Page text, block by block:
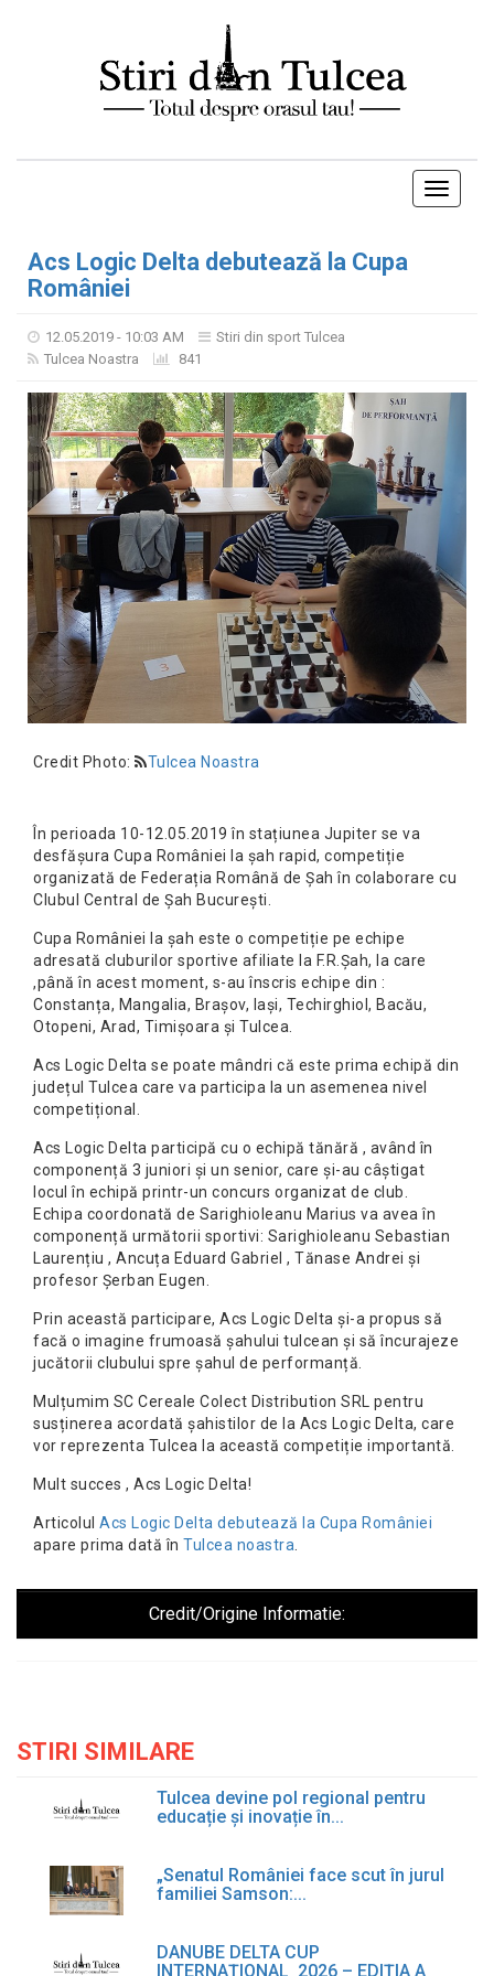
Toggle
Acs Logic Delta debutează la Cupa
României
12.05.2019 - 10:03 AM
Stiri din sport Tulcea
Tulcea Noastra
841
Credit Photo: Tulcea Noastra
În perioada 10-12.05.2019 în stațiunea Jupiter se va
desfășura Cupa României la șah rapid, competiție
organizată de Federația Română de Șah în colaborare cu
Clubul Central de Șah București.
Cupa României la șah este o competiție pe echipe
adresată cluburilor sportive afiliate la F.R.Șah, la care
,până în acest moment, s-au înscris echipe din :
Constanța, Mangalia, Brașov, Iași, Techirghiol, Bacău,
Otopeni, Arad, Timișoara și Tulcea.
Acs Logic Delta se poate mândri că este prima echipă din
județul Tulcea care va participa la un asemenea nivel
competițional.
Acs Logic Delta participă cu o echipă tănără , având în
componență 3 juniori și un senior, care și-au câștigat
locul în echipă printr-un concurs organizat de club.
Echipa coordonată de Sarighioleanu Marius va avea în
componență următorii sportivi: Sarighioleanu Sebastian
Laurențiu , Ancuța Eduard Gabriel , Tănase Andrei și
profesor Șerban Eugen.
Prin această participare, Acs Logic Delta și-a propus să
facă o imagine frumoasă șahului tulcean și să încurajeze
jucătorii clubului spre șahul de performanță.
Mulțumim SC Cereale Colect Distribution SRL pentru
susținerea acordată șahistilor de la Acs Logic Delta, care
vor reprezenta Tulcea la această competiție importantă.
Mult succes , Acs Logic Delta!
Articolul Acs Logic Delta debutează la Cupa României
apare prima dată în Tulcea noastra
Credit/Origine Informatie:
STIRI SIMILARE
Tulcea devine pol regional pentru
educație și inovație în...
„Senatul României face scut în jurul
familiei Samson:...
DANUBE DELTA CUP
INTERNAŢIONAL 2026 – EDIŢIA A